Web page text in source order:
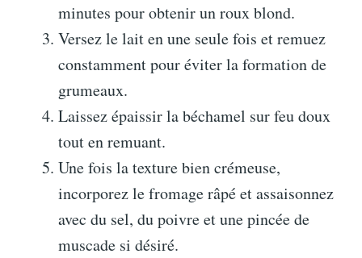
minutes pour obtenir un roux blond.
Versez le lait en une seule fois et remuez
constamment pour éviter la formation de
grumeaux.
Laissez épaissir la béchamel sur feu doux
tout en remuant.
Une fois la texture bien crémeuse,
incorporez le fromage râpé et assaisonnez
avec du sel, du poivre et une pincée de
muscade si désiré.